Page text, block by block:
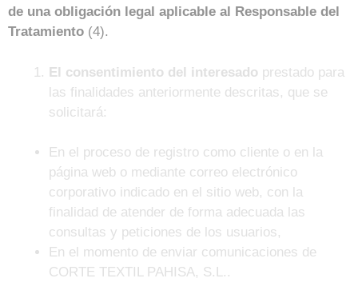
de una obligación legal aplicable al Responsable del
Tratamiento (4).
El consentimiento del interesado prestado para
las finalidades anteriormente descritas, que se
solicitará:
En el proceso de registro como cliente o en la
página web o mediante correo electrónico
corporativo indicado en el sitio web, con la
finalidad de atender de forma adecuada las
consultas y peticiones de los usuarios,
En el momento de enviar comunicaciones de
CORTE TEXTIL PAHISA, S.L..